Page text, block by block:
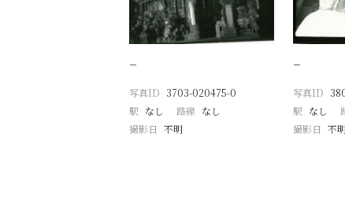
−
写真ID 3703-020475-0
駅 なし 路線 なし
撮影日 不明
−
写真ID
駅 なし
撮影日 不